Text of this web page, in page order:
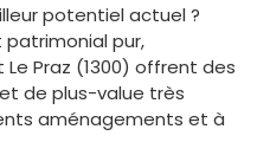
potentiel actuel ?
patrimonial pur,
Praz (1300) offrent des
de plus-value très
aménagements et à